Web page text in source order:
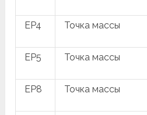
EP4 Точка массы
EP5 Точка массы
EP8 Точка массы